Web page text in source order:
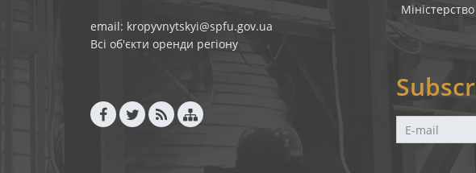
email: kropyvnytskyi@spfu.gov.ua
Всі об'єкти оренди регіону